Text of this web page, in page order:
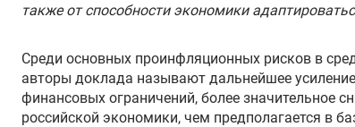
также от способности экономики
Среди основных проинфляционных рисков в
авторы доклада называют дальнейшее
финансовых ограничений, более значительное
российской экономики, чем предполагается в